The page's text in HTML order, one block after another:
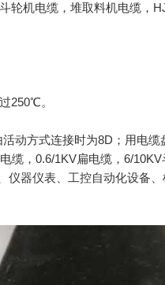
机电缆，堆取料机电缆，
250℃。
动方式连接时为8D；用电缆
缆，0.6/1KV扁电缆，6/
仪器仪表、工控自动化设备